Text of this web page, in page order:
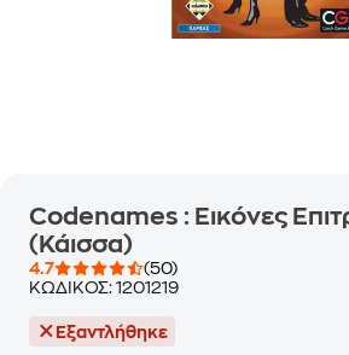
Codenames : Εικόνες
(Κάισσα)
4.7
(50)
ΚΩΔΙΚΟΣ: 1201219
Εξαντλήθηκε